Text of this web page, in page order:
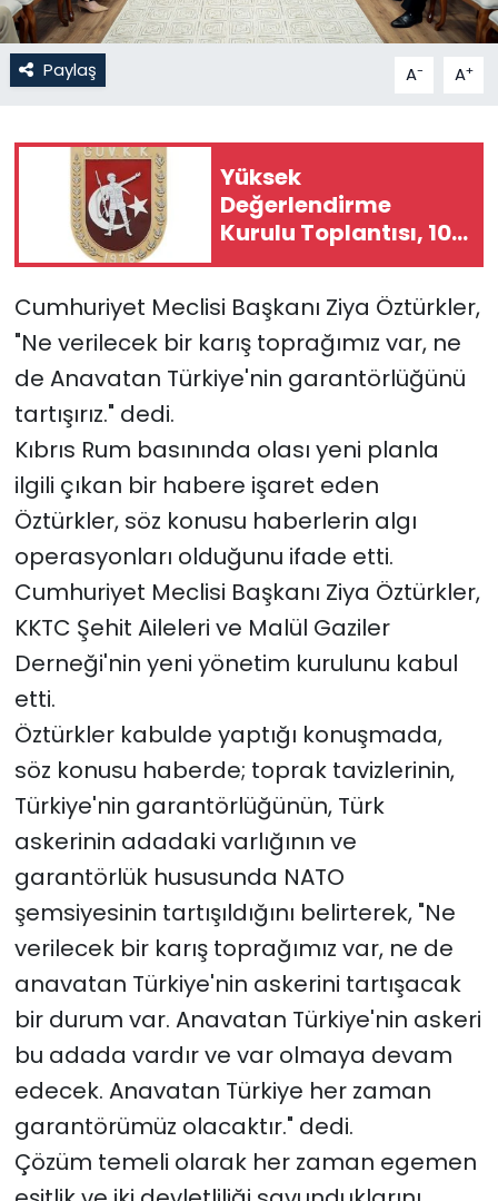
Paylaş A- A+
Yüksek
Değerlendirme
Kurulu Toplantısı, 10
Ağustos Pazartesi
Cumhuriyet Meclisi Başkanı Ziya Öztürkler,
"Ne verilecek bir karış toprağımız var, ne
de Anavatan Türkiye'nin garantörlüğünü
tartışırız." dedi.
Kıbrıs Rum basınında olası yeni planla
ilgili çıkan bir habere işaret eden
Öztürkler, söz konusu haberlerin algı
operasyonları olduğunu ifade etti.
Cumhuriyet Meclisi Başkanı Ziya Öztürkler,
KKTC Şehit Aileleri ve Malül Gaziler
Derneği'nin yeni yönetim kurulunu kabul
etti.
Öztürkler kabulde yaptığı konuşmada,
söz konusu haberde; toprak tavizlerinin,
Türkiye'nin garantörlüğünün, Türk
askerinin adadaki varlığının ve
garantörlük hususunda NATO
şemsiyesinin tartışıldığını belirterek, "Ne
verilecek bir karış toprağımız var, ne de
anavatan Türkiye'nin askerini tartışacak
bir durum var. Anavatan Türkiye'nin askeri
bu adada vardır ve var olmaya devam
edecek. Anavatan Türkiye her zaman
garantörümüz olacaktır." dedi.
Çözüm temeli olarak her zaman egemen
Nöbetçi Eczaneler
Otomobil Dünyası
SAĞLIK
Spor
Teknoloji
TÜRKiYE
Video Galeri
Yazarlar